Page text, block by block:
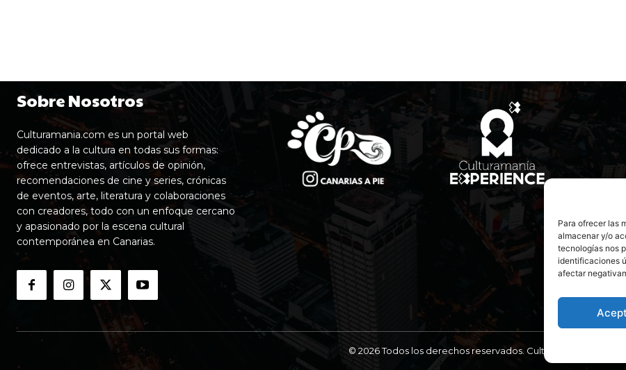
Para ofrecer las
almacenar y/o
tecnologías nos
identificaciones
afectar
Sobre Nosotros
Culturamania.com es un portal web
dedicado a la cultura en todas sus formas:
ofrece entrevistas, artículos de opinión,
recomendaciones de cine y series, crónicas
de eventos, arte, literatura y colaboraciones
con creadores, todo con un enfoque cercano
y apasionado por la escena cultural
contemporánea en Canarias.
© 2026 Todos los derechos reservados. Culturamanía